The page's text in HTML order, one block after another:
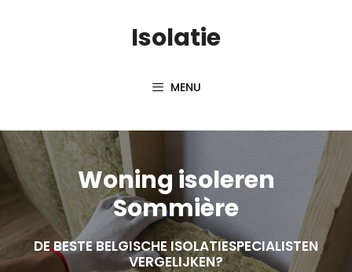
Isolatie
MENU
Woning isoleren
Sommière
DE BESTE BELGISCHE ISOLATIESPECIALISTEN
VERGELIJKEN?